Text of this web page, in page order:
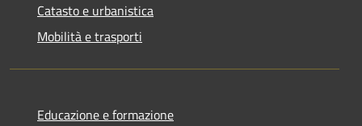
Catasto e urbanistica
Mobilità e trasporti
Educazione e formazione